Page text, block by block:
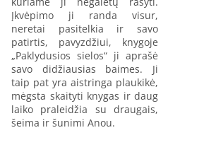
Įkvėpimo ji randa visur,
neretai pasitelkia ir savo
patirtis, pavyzdžiui, knygoje
„Paklydusios sielos“ ji aprašė
savo didžiausias baimes. Ji
taip pat yra aistringa plaukikė,
mėgsta skaityti knygas ir daug
laiko praleidžia su draugais,
šeima ir šunimi Anou.